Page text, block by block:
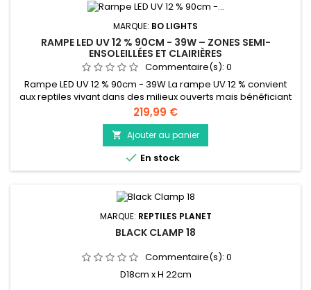
MARQUE: BO LIGHTS
RAMPE LED UV 12 % 90CM - 39W – ZONES SEMI-
ENSOLEILLÉES ET CLAIRIÈRES
Commentaire(s): 0
Rampe LED UV 12 % 90cm - 39W La rampe UV 12 % convient
aux reptiles vivant dans des milieux ouverts mais bénéficiant
d’ombres régulières. Elle apporte une intensité moyenne qui
correspond aux besoins de nombreuses espèces
arboricoles et terrestres. Exemples d’espèces : caméléons
panthères (Furcifer pardalis), agames barbus juvéniles,
varans arboricoles,...
Prix
219,99 €
 Ajouter au panier
 En stock
MARQUE: REPTILES PLANET
BLACK CLAMP 18
Commentaire(s): 0
D18cm x H 22cm